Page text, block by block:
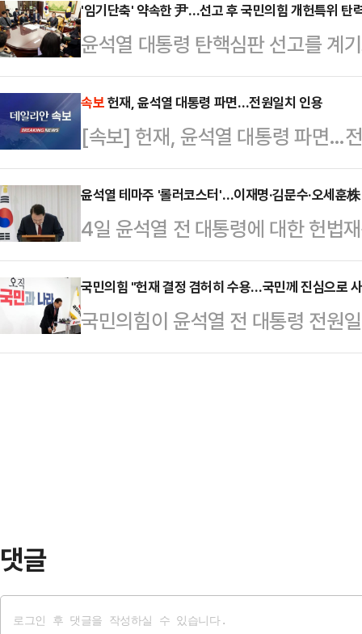
김수현은 서울 마포구 스탠포드호
년자였던 시절에는 교제하지 않았
헤어지게 됐다”고 말했다.이어 김
가족이 공개했던 사진, 영상, 카카
강조했다.이에 가세연 측은 기자회
화를 디지털 포렌식…
'임기단축' 약속한 尹…선고 후 국민의힘 개헌특위 탄
윤석열 대통령 탄핵심판 선고를 계
력을 받을지 주목된다. 기각 시에는
개헌에 착수하겠다고 국민과 약속
인용 시에는 '60일 초단기 대선'이
큼 집권여당의 바람처럼 개헌을 적
나오고 있다.3일 정치권에 따르면
전 출범한 국민의힘 헌법개정특별
통령 탄핵…
속보헌재, 윤석열 대통령 파면…전원일치 인용
[속보] 헌재, 윤석열 대통령 파면…
윤석열 테마주 '롤러코스터'…이재명·김문수·오세훈
4일 윤석열 전 대통령에 대한 헌법
주들이 극심한 변동성을 보이고 있
능률은 장중 출렁이다 헌재의 파면
자 관련주는 등락이 엇갈리는 모습
은 전장보다 30.00% 내려 하한가
국민의힘 "헌재 결정 겸허히 수용…국민께 진심으로
국민의힘이 윤석열 전 대통령 전원
재판소의 결정을 무겁게 받아들이
댓글